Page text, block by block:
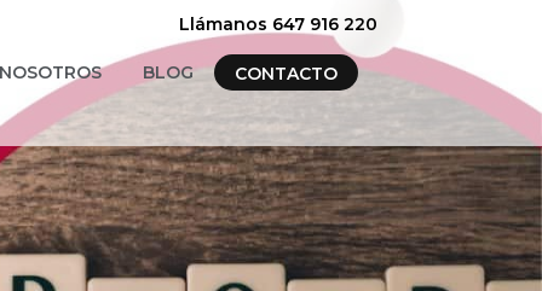
NOSOTROS BLOG CONTACTO
Llámanos 647 916 220